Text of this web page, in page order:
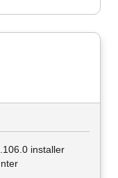
installer